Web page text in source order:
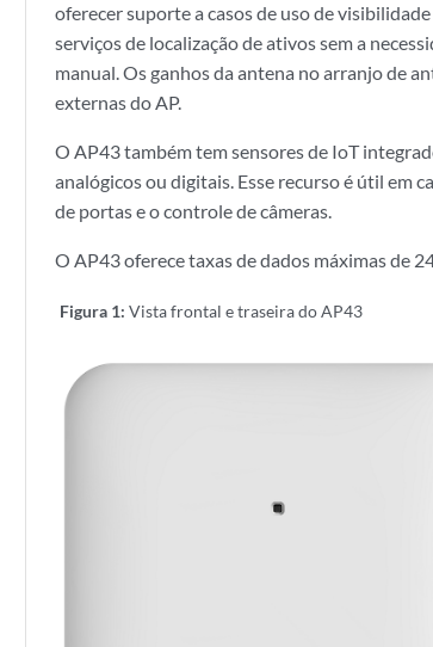
oferecer suporte a casos de uso de
serviços de localização de ativos sem a
manual. Os ganhos da antena no arranjo de
externas do AP.
O AP43 também tem sensores de IoT
analógicos ou digitais. Esse recurso é útil em
de portas e o controle de câmeras.
O AP43 oferece taxas de dados máximas de
Figura 1: Vista frontal e traseira do AP43